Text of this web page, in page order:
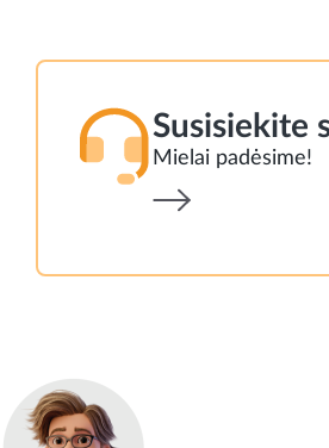
Susisiekite
Mielai padėsime!